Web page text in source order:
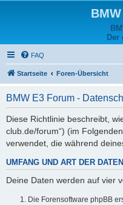
Der
FAQ
Startseite Foren-Übersicht
BMW E3 Forum -
Diese Richtlinie beschreibt,
club.de/forum“) (im
verwendet, die während
UMFANG UND ART DER
Deine Daten werden auf vier
Die Forensoftware phpBB